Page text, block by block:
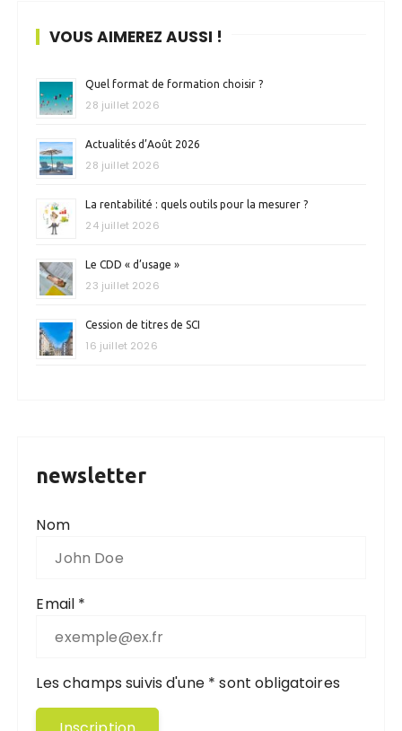
VOUS AIMEREZ AUSSI !
Quel format de formation choisir ?
28 juillet 2026
Actualités d’Août 2026
28 juillet 2026
La rentabilité : quels outils pour la mesurer ?
24 juillet 2026
Le CDD « d’usage »
23 juillet 2026
Cession de titres de SCI
16 juillet 2026
newsletter
Nom
Email *
Les champs suivis d'une * sont obligatoires